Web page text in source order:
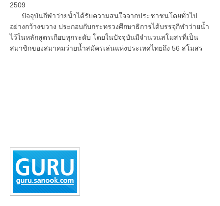
2509
ปัจจุบันกีฬาว่ายน้ำได้รับความสนใจจากประชาชนโดยทั่วไป
อย่างกว้างขวาง ประกอบกับกระทรวงศึกษาธิการได้บรรจุกีฬาว่ายน้ำ
ไว้ในหลักสูตรเกือบทุกระดับ โดยในปัจจุบันมีจำนวนสโมสรที่เป็น
สมาชิกของสมาคมว่ายน้ำสมัครเล่นแห่งประเทศไทยถึง 56 สโมสร